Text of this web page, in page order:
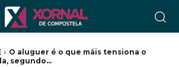
O aluguer é o que máis tensiona o
segundo...